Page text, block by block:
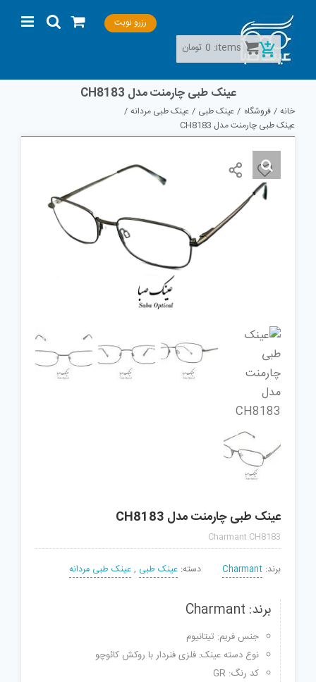
content
رزرو نوبت
عینک طبی چارمنت مدل CH8183
خانه فروشگاه عینک طبی
عینک طبی مردانه
عینک طبی چارمنت مدل CH8183
عینک طبی چارمنت مدل CH8183
Charmant CH8183
برند: Charmant دسته: عینک طبی ,عینک طبی مردانه
برند: Charmant
جنس فریم: تیتانیوم
نوع دسته عینک: فلزی فنردار با روکش کائوچو
کد رنگ: GR
items:
0 تومان